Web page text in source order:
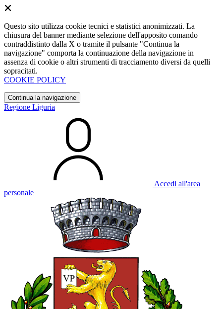
Questo sito utilizza cookie tecnici e statistici anonimizzati. La
chiusura del banner mediante selezione dell'apposito comando
contraddistinto dalla X o tramite il pulsante "Continua la
navigazione" comporta la continuazione della navigazione in
assenza di cookie o altri strumenti di tracciamento diversi da quelli
sopracitati.
COOKIE POLICY
Continua la navigazione
Regione Liguria
Accedi all'area
personale